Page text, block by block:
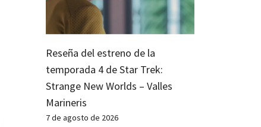
Reseña del estreno de la
temporada 4 de Star Trek:
Strange New Worlds – Valles
Marineris
7 de agosto de 2026